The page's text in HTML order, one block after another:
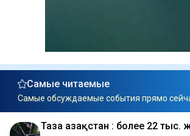
Самые читаемые
Самые обсуждаемые события прямо
Таза Қазақстан : более 22 тыс.